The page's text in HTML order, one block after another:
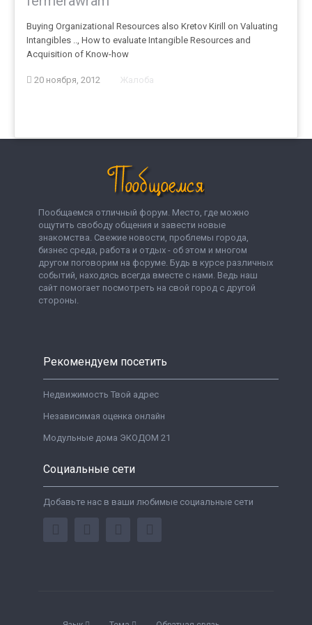
Buying Organizational Resources also Kretov Kirill on Valuating
Intangibles .., How to evaluate Intangible Resources and
Acquisition of Know-how
20 ноября, 2012 Жалоба
Пообщаемся отличный форум. Место, где можно
ощутить свободу общения и завести новые
знакомства. Свежие новости, проблемы города,
бизнес среда, работа и отдых - об этом и многом
другом поговорим на форуме. Будь в курсе различных
событий, находясь всегда вместе с нами. Ведь наш
сайт помогает посмотреть на свой город с другой
стороны.
Рекомендуем посетить
Недвижимость Твой адрес
Независимая оценка онлайн
Модульные дома ЭКОДОМ 21
Социальные сети
Добавьте нас в ваши любимые социальные сети